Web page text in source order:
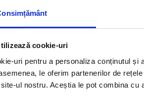
cookie-uri
uri pentru a personaliza conținutul și
le oferim partenerilor de
ul nostru. Aceștia le pot combina
90